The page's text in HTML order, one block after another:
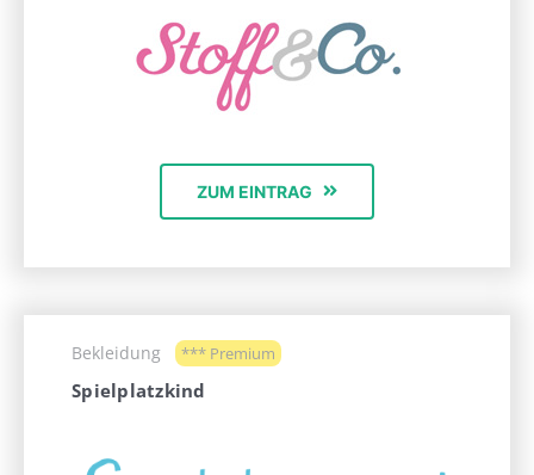
ZUM EINTRAG
Bekleidung *** Premium
Spielplatzkind